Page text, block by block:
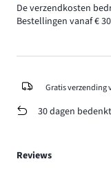
De verzendkosten
Bestellingen vanaf €
Gratis verzending
30 dagen
Reviews